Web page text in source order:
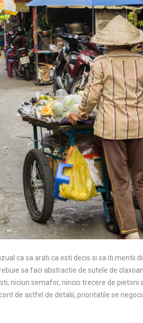
ca sa arati ca esti decis si sa iti mentii
sa faci abstractie de sutele de
niciun semafor, nincio trecere de pietoni
de astfel de detalii, prioritatile se